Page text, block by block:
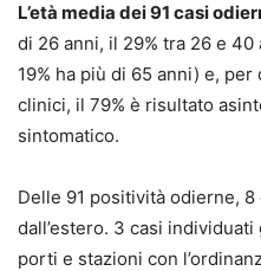
L’età media dei 91 casi
di 26 anni, il 29% tra 26 e
19% ha più di 65 anni) e,
clinici, il 79% è risultato
sintomatico.
Delle 91 positività odierne,
dall’estero. 3 casi
porti e stazioni con